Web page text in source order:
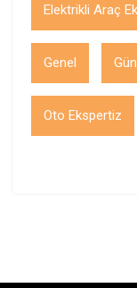
Elektrikli Araç
Genel
Oto Ekspertiz